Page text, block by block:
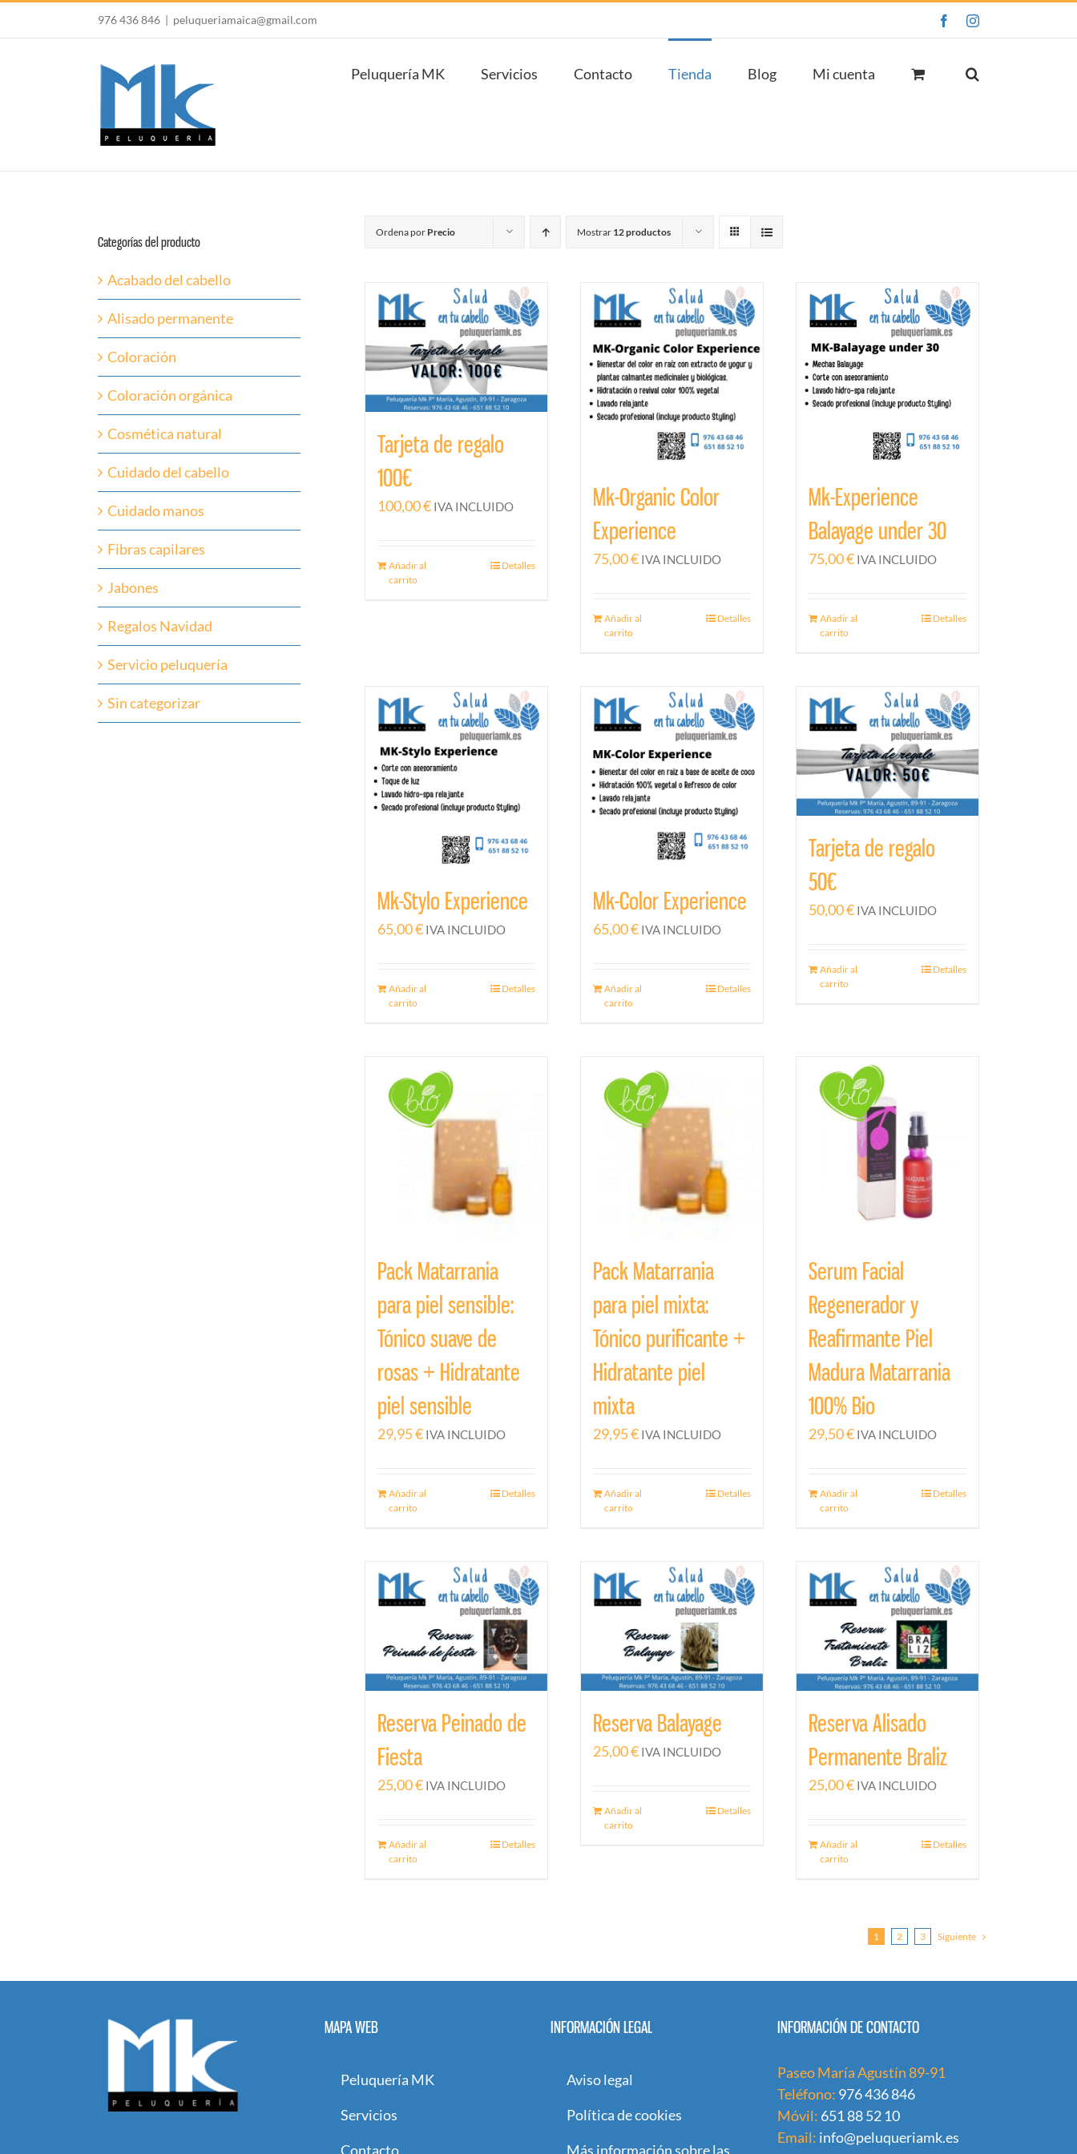
976 436 846 | peluqueriamaica@gmail.com FacebookInstagram
Peluquería MK Servicios Contacto Tienda Blog Mi cuenta
Ordena por Precio Mostrar 12 productos
Tarjeta de regalo
100€
100,00€ IVA INCLUIDO
Añadir al
carrito
Detalles
Mk-Organic Color
Experience
75,00€ IVA INCLUIDO
Añadir al
carrito
Detalles
Mk-Experience
Balayage under 30
75,00€ IVA INCLUIDO
Añadir al
carrito
Detalles
Mk-Stylo Experience
65,00€ IVA INCLUIDO
Añadir al
carrito
Detalles
Mk-Color Experience
65,00€ IVA INCLUIDO
Añadir al
carrito
Detalles
Tarjeta de regalo
50€
50,00€ IVA INCLUIDO
Añadir al
carrito
Detalles
Pack Matarrania
para piel sensible:
Tónico suave de
rosas + Hidratante
piel sensible
29,95€ IVA INCLUIDO
Añadir al
carrito
Detalles
Pack Matarrania
para piel mixta:
Tónico purificante +
Hidratante piel
mixta
29,95€ IVA INCLUIDO
Añadir al
carrito
Detalles
Serum Facial
Regenerador y
Reafirmante Piel
Madura Matarrania
100% Bio
29,50€ IVA INCLUIDO
Añadir al
carrito
Detalles
Reserva Peinado de
Fiesta
25,00€ IVA INCLUIDO
Añadir al
carrito
Detalles
Reserva Balayage
25,00€ IVA INCLUIDO
Añadir al
carrito
Detalles
Reserva Alisado
Permanente Braliz
25,00€ IVA INCLUIDO
Añadir al
carrito
Detalles
1 2 3 Siguiente
Categorías del producto
Acabado del cabello
Alisado permanente
Coloración
Coloración orgánica
Cosmética natural
Cuidado del cabello
Cuidado manos
Fibras capilares
Jabones
Regalos Navidad
Servicio peluquería
Sin categorizar
MAPA WEB
Peluquería MK
Servicios
Contacto
INFORMACIÓN LEGAL
Aviso legal
Política de cookies
Más información sobre las
INFORMACIÓN DE CONTACTO
Paseo María Agustín 89-91
Teléfono: 976 436 846
Móvil: 651 88 52 10
Email: info@peluqueriamk.es